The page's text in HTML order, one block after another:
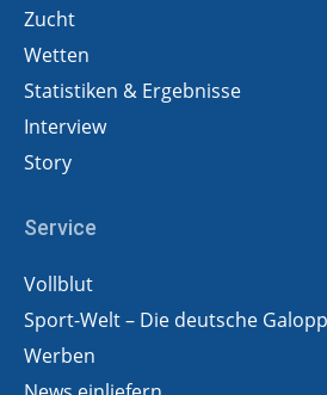
Zucht
Wetten
Statistiken & Ergebnisse
Interview
Story
Service
Vollblut
Sport-Welt – Die deutsche
Werben